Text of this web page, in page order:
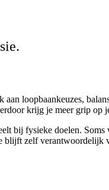
loopbaankeuzes,
krijg je meer grip op
bij fysieke doelen.
blijft zelf